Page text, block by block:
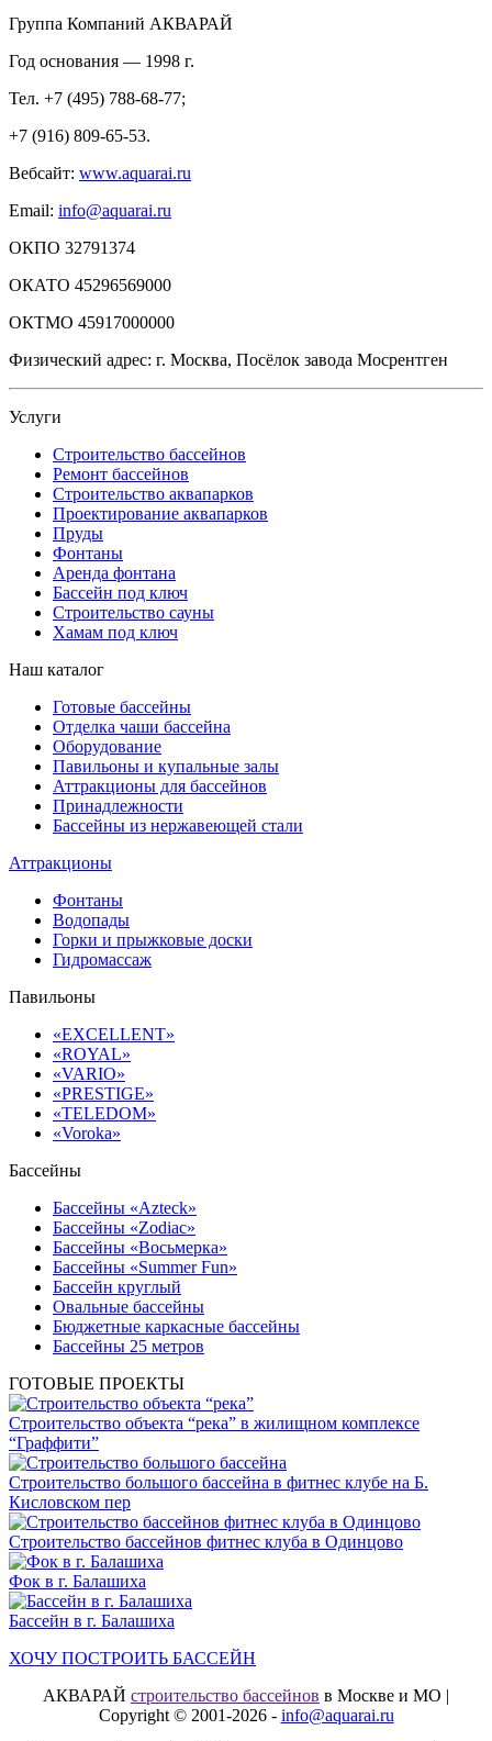
Группа Компаний АКВАРАЙ
Год основания — 1998 г.
Тел. +7 (495) 788-68-77;
+7 (916) 809-65-53.
Вебсайт: www.aquarai.ru
Email: info@aquarai.ru
ОКПО 32791374
ОКАТО 45296569000
ОКТМО 45917000000
Физический адрес: г. Москва, Посёлок завода Мосрентген
Услуги
Строительство бассейнов
Ремонт бассейнов
Строительство аквапарков
Проектирование аквапарков
Пруды
Фонтаны
Аренда фонтана
Бассейн под ключ
Строительство сауны
Хамам под ключ
Наш каталог
Готовые бассейны
Отделка чаши бассейна
Оборудование
Павильоны и купальные залы
Аттракционы для бассейнов
Принадлежности
Бассейны из нержавеющей стали
Аттракционы
Фонтаны
Водопады
Горки и прыжковые доски
Гидромассаж
Павильоны
«EXCELLENT»
«ROYAL»
«VARIO»
«PRESTIGE»
«TELEDOM»
«Voroka»
Бассейны
Бассейны «Azteck»
Бассейны «Zodiac»
Бассейны «Восьмерка»
Бассейны «Summer Fun»
Бассейн круглый
Овальные бассейны
Бюджетные каркасные бассейны
Бассейны 25 метров
ГОТОВЫЕ ПРОЕКТЫ
Строительство объекта “река” в жилищном комплексе
“Граффити”
Строительство большого бассейна в фитнес клубе на Б.
Кисловском пер
Строительство бассейнов фитнес клуба в Одинцово
Фок в г. Балашиха
Бассейн в г. Балашиха
ХОЧУ ПОСТРОИТЬ БАССЕЙН
АКВАРАЙ строительство бассейнов в Москве и МО |
Copyright © 2001-2026 - info@aquarai.ru